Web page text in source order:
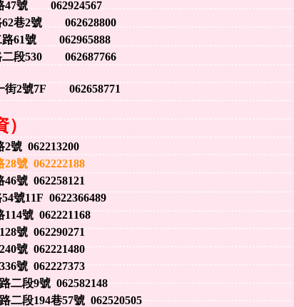
號 062924567
巷2號 062628800
61號 062965888
段530 062687766
街2號7F 062658771
062213200
號 062222188
號 062258121
11F 0622366489
號 062221168
062290271
062221480
062227373
段9號 062582148
194巷57號 062520505